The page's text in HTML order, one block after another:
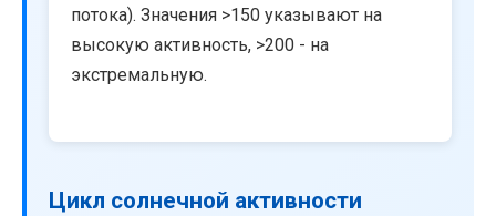
потока). Значения >150 указывают на
высокую активность, >200 - на
экстремальную.
Цикл солнечной активности